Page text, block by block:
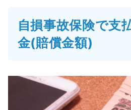
自損事故保険で支
金(賠償金額)